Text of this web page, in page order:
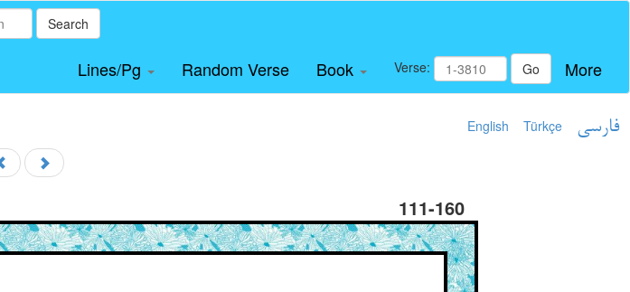
Search
Lines/Pg Random Verse Book Verse: Go More
English Türkçe فارسی
111-160